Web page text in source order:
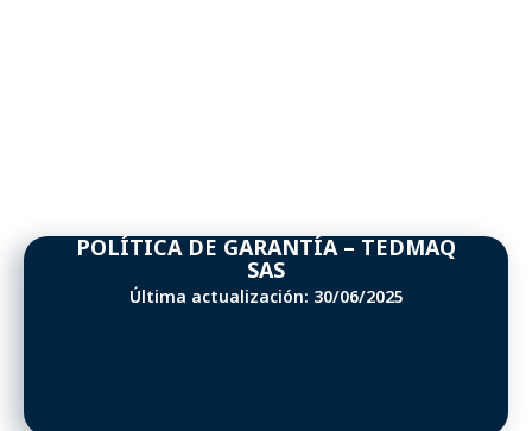
POLÍTICA DE GARANTÍA – TEDMAQ
SAS
Última actualización: 30/06/2025